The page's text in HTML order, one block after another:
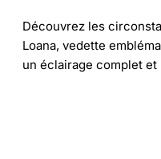
Découvrez les
Loana, vedette
un éclairage complet